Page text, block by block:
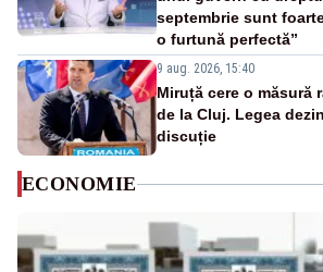
septembrie sunt
o furtună perfectă”
9 aug. 2026, 15:40
Miruță cere o măsură
de la Cluj. Legea
discuție
ECONOMIE